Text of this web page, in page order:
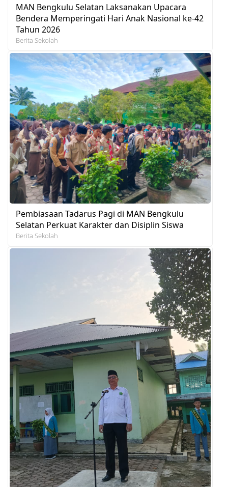
MAN Bengkulu Selatan Laksanakan Upacara
Bendera Memperingati Hari Anak Nasional ke-42
Tahun 2026
Berita Sekolah
Pembiasaan Tadarus Pagi di MAN Bengkulu
Selatan Perkuat Karakter dan Disiplin Siswa
Berita Sekolah